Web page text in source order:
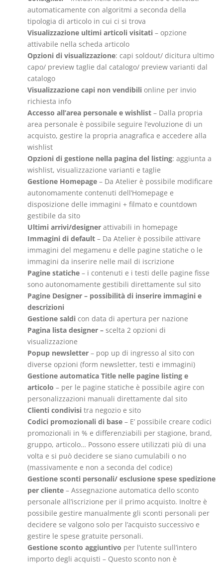
automaticamente con algoritmi a seconda della
tipologia di articolo in cui ci si trova
Visualizzazione ultimi articoli visitati – opzione
attivabile nella scheda articolo
Opzioni di visualizzazione: capi soldout/ dicitura ultimo
capo/ preview taglie dal catalogo/ preview varianti dal
catalogo
Visualizzazione capi non vendibili online per invio
richiesta info
Accesso all’area personale e wishlist – Dalla propria
area personale è possibile seguire l’evoluzione di un
acquisto, gestire la propria anagrafica e accedere alla
wishlist
Opzioni di gestione nella pagina del listing: aggiunta a
wishlist, visualizzazione varianti e taglie
Gestione Homepage – Da Atelier è possibile modificare
autonomamente contenuti dell’Homepage e
disposizione delle immagini + filmato e countdown
gestibile da sito
Ultimi arrivi/designer attivabili in homepage
Immagini di default – Da Atelier è possibile attivare
immagini del megamenu e delle pagine statiche o le
immagini da inserire nelle mail di iscrizione
Pagine statiche – i contenuti e i testi delle pagine fisse
sono autonomamente gestibili direttamente sul sito
Pagine Designer – possibilità di inserire immagini e
descrizioni
Gestione saldi con data di apertura per nazione
Pagina lista designer – scelta 2 opzioni di
visualizzazione
Popup newsletter – pop up di ingresso al sito con
diverse opzioni (form newsletter, testi e immagini)
Gestione automatica Title nelle pagine listing e
articolo – per le pagine statiche è possibile agire con
personalizzazioni manuali direttamente dal sito
Clienti condivisi tra negozio e sito
Codici promozionali di base – E’ possibile creare codici
promozionali in % e differenziabili per stagione, brand,
gruppo, articolo… Possono essere utilizzati più di una
volta e si può decidere se siano cumulabili o no
(massivamente e non a seconda del codice)
Gestione sconti personali/ esclusione spese spedizione
per cliente – Assegnazione automatica dello sconto
personale all’iscrizione per il primo acquisto. Inoltre è
possibile gestire manualmente gli sconti personali per
decidere se valgono solo per l’acquisto successivo e
gestire le spese gratuite personali.
Gestione sconto aggiuntivo per l’utente sull’intero
importo degli acquisti – Questo sconto non è